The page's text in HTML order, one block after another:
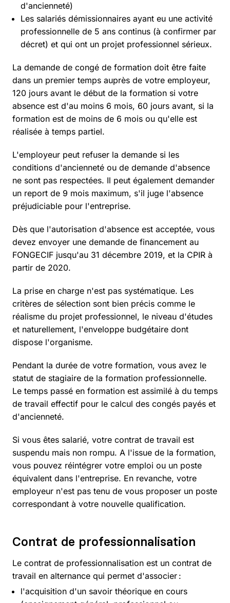
d'ancienneté)
Les salariés démissionnaires ayant eu une activité
professionnelle de 5 ans continus (à confirmer par
décret) et qui ont un projet professionnel sérieux.
La demande de congé de formation doit être faite
dans un premier temps auprès de votre employeur,
120 jours avant le début de la formation si votre
absence est d'au moins 6 mois, 60 jours avant, si la
formation est de moins de 6 mois ou qu'elle est
réalisée à temps partiel.
L'employeur peut refuser la demande si les
conditions d'ancienneté ou de demande d'absence
ne sont pas respectées. Il peut également demander
un report de 9 mois maximum, s'il juge l'absence
préjudiciable pour l'entreprise.
Dès que l'autorisation d'absence est acceptée, vous
devez envoyer une demande de financement au
FONGECIF jusqu'au 31 décembre 2019, et la CPIR à
partir de 2020.
La prise en charge n'est pas systématique. Les
critères de sélection sont bien précis comme le
réalisme du projet professionnel, le niveau d'études
et naturellement, l'enveloppe budgétaire dont
dispose l'organisme.
Pendant la durée de votre formation, vous avez le
statut de stagiaire de la formation professionnelle.
Le temps passé en formation est assimilé à du temps
de travail effectif pour le calcul des congés payés et
d'ancienneté.
Si vous êtes salarié, votre contrat de travail est
suspendu mais non rompu. A l'issue de la formation,
vous pouvez réintégrer votre emploi ou un poste
équivalent dans l'entreprise. En revanche, votre
employeur n'est pas tenu de vous proposer un poste
correspondant à votre nouvelle qualification.
Contrat de professionnalisation
Le contrat de professionnalisation est un contrat de
travail en alternance qui permet d'associer :
l'acquisition d'un savoir théorique en cours